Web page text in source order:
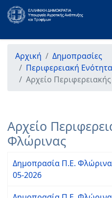
Αρχική
Δημοπρασίες
Περιφερειακή
Αρχείο
Αρχείο
Φλώρινας
Δημοπρασία Π.Ε.
05-2026